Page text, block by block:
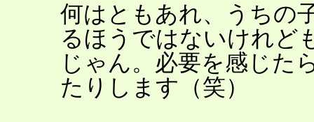
何はともあれ、うちの
るほうではないけれど
じゃん。必要を感じた
たりします（笑）